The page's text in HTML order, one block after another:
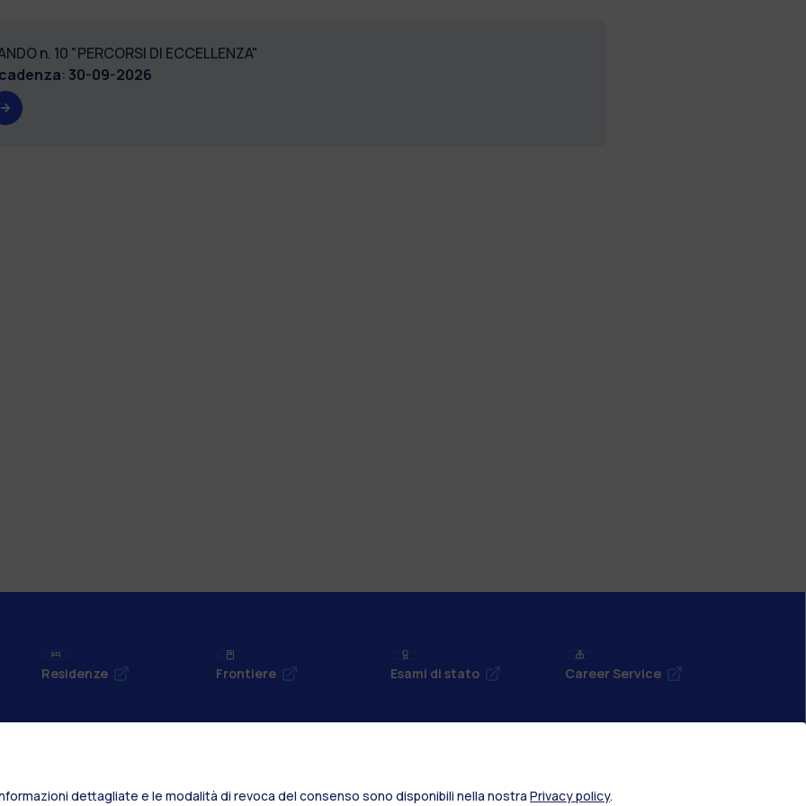
n. 10 "PERCORSI DI ECCELLENZA"
: 30-09-2026
Residenze Frontiere Esami di stato Career Service
dettagliate e le modalità di revoca del consenso sono disponibili nella nostra Privacy policy.